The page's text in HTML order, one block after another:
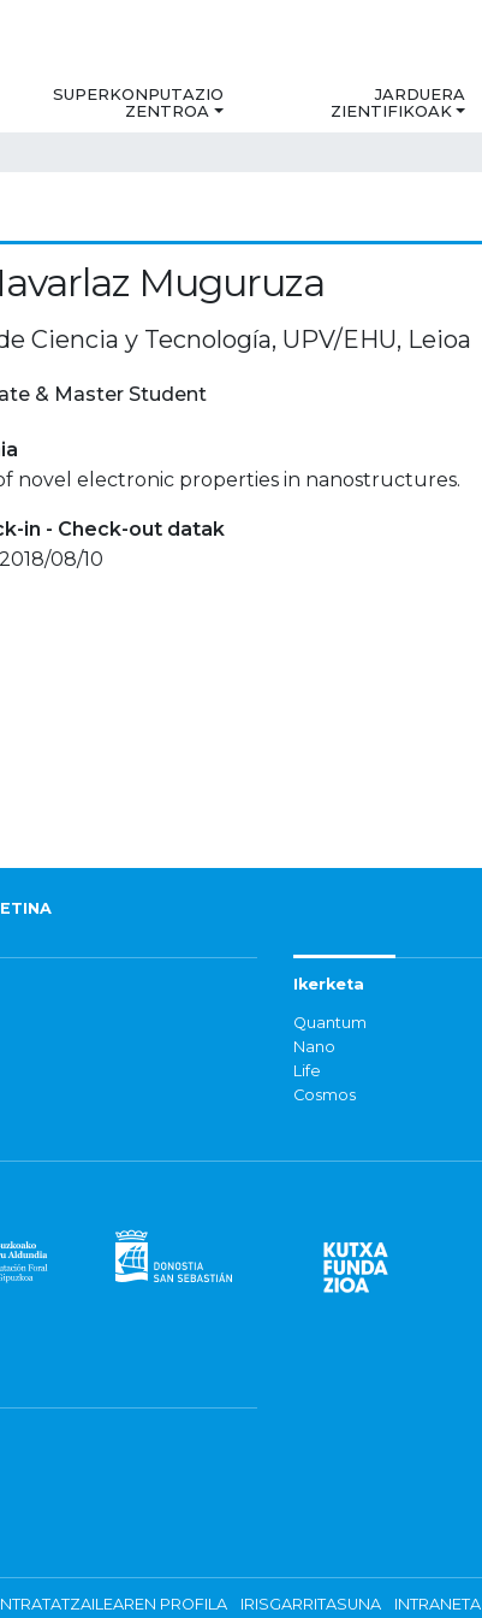
SUPERKONPUTAZIO
ZENTROA
JARDUERA
ZIENTIFIKOAK
Muguruza
Ciencia y Tecnología, UPV/EHU, Leioa
& Master Student
novel electronic properties in nanostructures.
in - Check-out datak
08/10
Ikerketa
Quantum
Nano
Life
Cosmos
PROFILA IRISGARRITASUNA INTRANETA